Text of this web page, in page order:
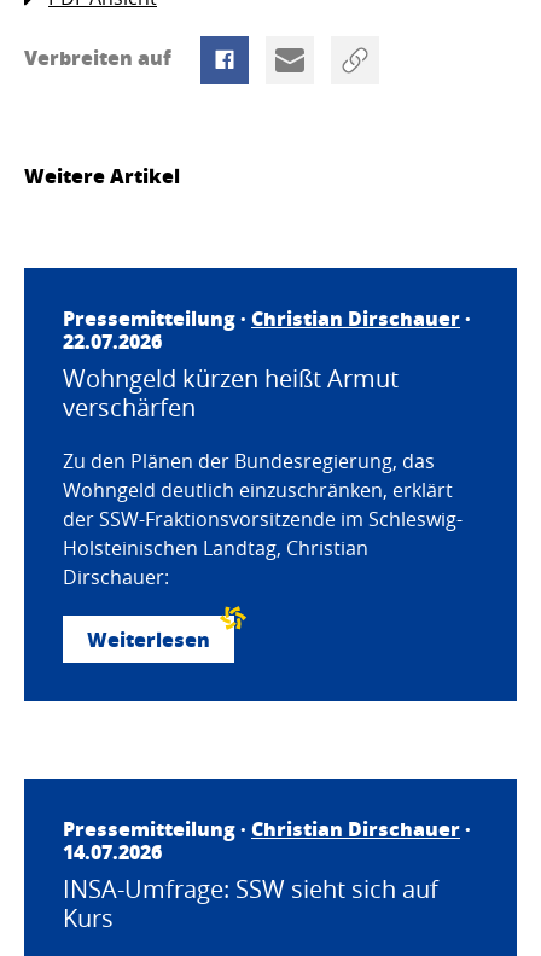
Verbreiten auf
Weitere Artikel
Pressemitteilung · Christian Dirschauer·
22.07.2026
Wohngeld kürzen heißt Armut
verschärfen
Zu den Plänen der Bundesregierung, das
Wohngeld deutlich einzuschränken, erklärt
der SSW-Fraktionsvorsitzende im Schleswig-
Holsteinischen Landtag, Christian
Dirschauer:
Weiterlesen
Pressemitteilung · Christian Dirschauer·
14.07.2026
INSA-Umfrage: SSW sieht sich auf
Kurs